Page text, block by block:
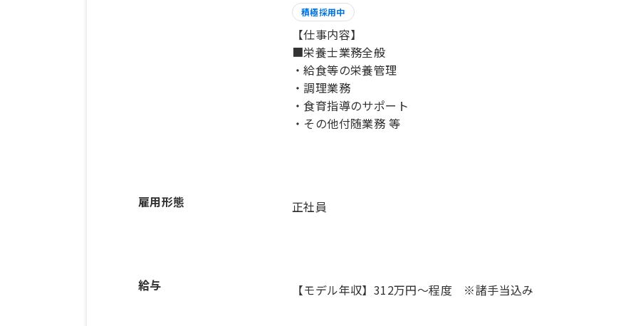
積極採用中
【仕事内容】
■栄養士業務全般
・給食等の栄養管理
・調理業務
・食育指導のサポート
・その他付随業務 等
雇用形態 正社員
給与 【モデル年収】312万円〜程度 ※諸手当込み